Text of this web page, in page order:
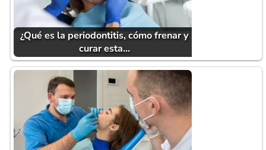
¿Qué es la periodontitis, cómo frenar y
curar esta…